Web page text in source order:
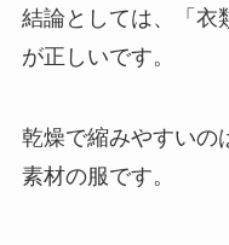
結論としては、「衣
が正しいです。
乾燥で縮みやすいの
素材の服です。